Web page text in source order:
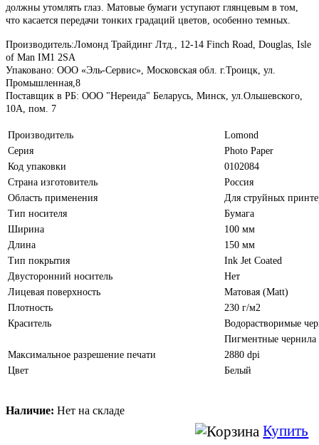
должны утомлять глаз. Матовые бумаги уступают глянцевым в том,
что касается передачи тонких градаций цветов, особенно темных.
Производитель:Ломонд Трайдинг Лтд., 12-14 Finch Road, Douglas, Isle
of Man IM1 2SA
Упаковано: ООО «Эль-Сервис», Московская обл. г.Троицк, ул.
Промышленная,8
Поставщик в РБ: ООО "Нереида" Беларусь, Минск, ул.Ольшевского,
10А, пом. 7
Производитель
Lomond
Серия
Photo Paper
Код упаковки
0102084
Страна изготовитель
Россия
Область применения
Для струйных
Тип носителя
Бумага
Ширина
100 мм
Длина
150 мм
Тип покрытия
Ink Jet Coated
Двусторонний носитель
Нет
Лицевая поверхность
Матовая (Matt)
Плотность
230 г/м2
Краситель
Водорастворимые
Пигментные чернила
Максимальное разрешение печати
2880 dpi
Цвет
Белый
Наличие: Нет на складе
Купить